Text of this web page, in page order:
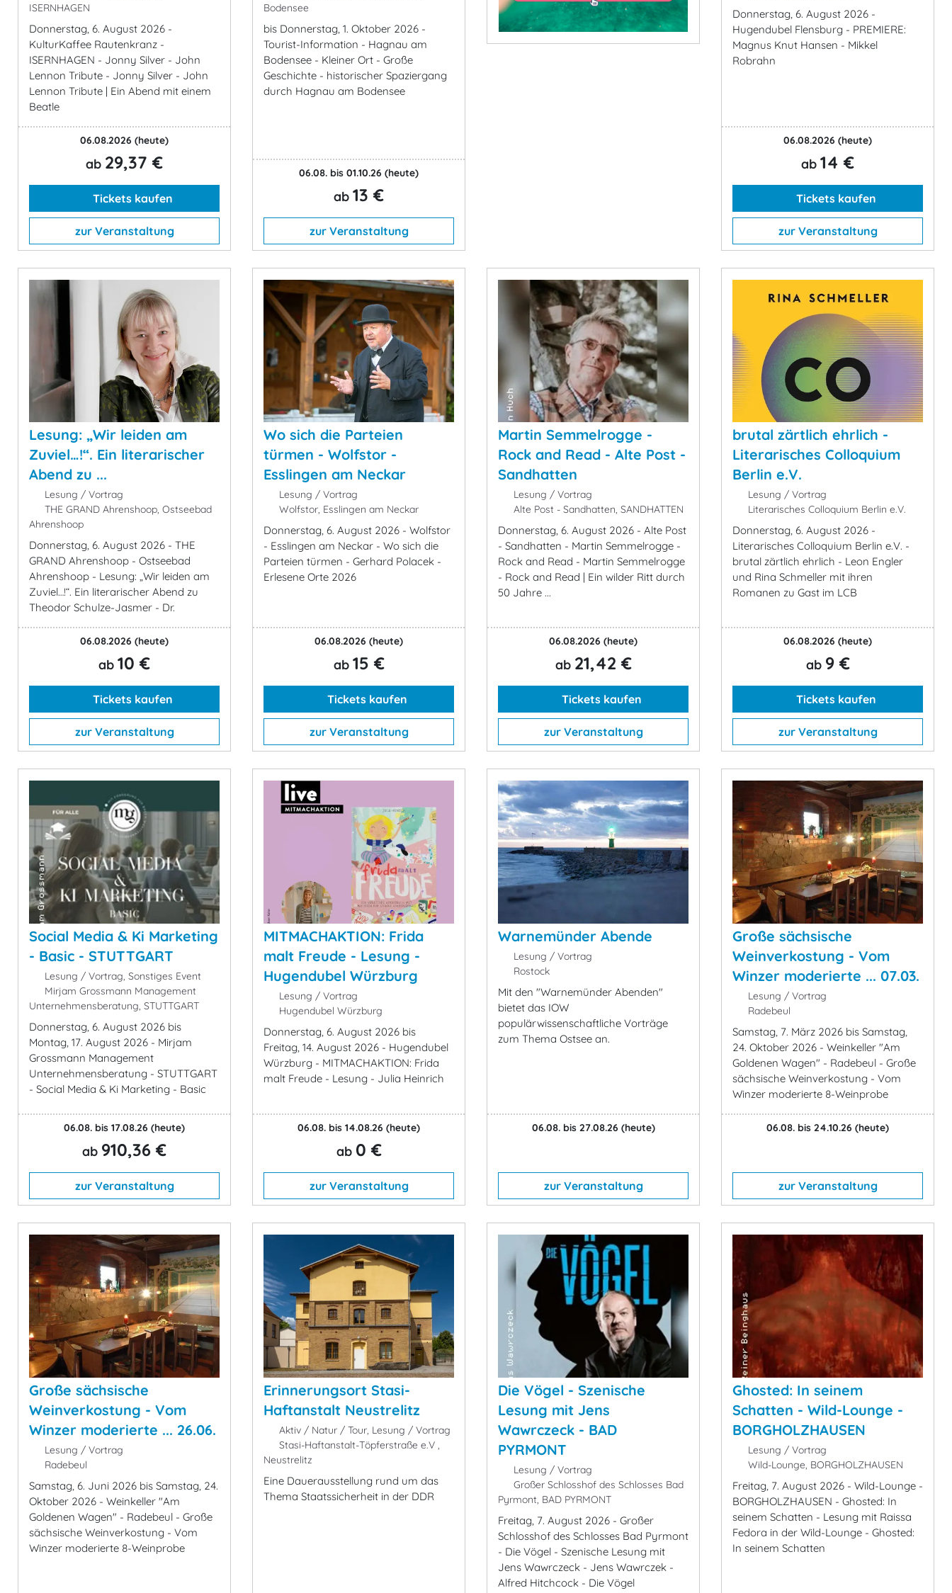
ISERNHAGEN
Donnerstag, 6. August 2026 -
KulturKaffee Rautenkranz -
ISERNHAGEN - Jonny Silver - John
Lennon Tribute - Jonny Silver - John
Lennon Tribute | Ein Abend mit einem
Beatle
06.08.2026 (heute)
ab 29,37 €
Tickets kaufen
zur Veranstaltung
Bodensee
bis Donnerstag, 1. Oktober 2026 -
Tourist-Information - Hagnau am
Bodensee - Kleiner Ort - Große
Geschichte - historischer Spaziergang
durch Hagnau am Bodensee
06.08. bis 01.10.26 (heute)
ab 13 €
zur Veranstaltung
Donnerstag, 6. August 2026 -
Hugendubel Flensburg - PREMIERE:
Magnus Knut Hansen - Mikkel
Robrahn
06.08.2026 (heute)
ab 14 €
Tickets kaufen
zur Veranstaltung
Lesung: „Wir leiden am
Zuviel…!“. Ein literarischer
Abend zu ...
Lesung / Vortrag
THE GRAND Ahrenshoop, Ostseebad
Ahrenshoop
Donnerstag, 6. August 2026 - THE
GRAND Ahrenshoop - Ostseebad
Ahrenshoop - Lesung: „Wir leiden am
Zuviel…!“. Ein literarischer Abend zu
Theodor Schulze-Jasmer - Dr.
06.08.2026 (heute)
ab 10 €
Tickets kaufen
zur Veranstaltung
Wo sich die Parteien
türmen - Wolfstor -
Esslingen am Neckar
Lesung / Vortrag
Wolfstor, Esslingen am Neckar
Donnerstag, 6. August 2026 - Wolfstor
- Esslingen am Neckar - Wo sich die
Parteien türmen - Gerhard Polacek -
Erlesene Orte 2026
06.08.2026 (heute)
ab 15 €
Tickets kaufen
zur Veranstaltung
Martin Semmelrogge -
Rock and Read - Alte Post -
Sandhatten
Lesung / Vortrag
Alte Post - Sandhatten, SANDHATTEN
Donnerstag, 6. August 2026 - Alte Post
- Sandhatten - Martin Semmelrogge -
Rock and Read - Martin Semmelrogge
- Rock and Read | Ein wilder Ritt durch
50 Jahre ...
06.08.2026 (heute)
ab 21,42 €
Tickets kaufen
zur Veranstaltung
brutal zärtlich ehrlich -
Literarisches Colloquium
Berlin e.V.
Lesung / Vortrag
Literarisches Colloquium Berlin e.V.
Donnerstag, 6. August 2026 -
Literarisches Colloquium Berlin e.V. -
brutal zärtlich ehrlich - Leon Engler
und Rina Schmeller mit ihren
Romanen zu Gast im LCB
06.08.2026 (heute)
ab 9 €
Tickets kaufen
zur Veranstaltung
Social Media & Ki Marketing
- Basic - STUTTGART
Lesung / Vortrag, Sonstiges Event
Mirjam Grossmann Management
Unternehmensberatung, STUTTGART
Donnerstag, 6. August 2026 bis
Montag, 17. August 2026 - Mirjam
Grossmann Management
Unternehmensberatung - STUTTGART
- Social Media & Ki Marketing - Basic
06.08. bis 17.08.26 (heute)
ab 910,36 €
zur Veranstaltung
MITMACHAKTION: Frida
malt Freude - Lesung -
Hugendubel Würzburg
Lesung / Vortrag
Hugendubel Würzburg
Donnerstag, 6. August 2026 bis
Freitag, 14. August 2026 - Hugendubel
Würzburg - MITMACHAKTION: Frida
malt Freude - Lesung - Julia Heinrich
06.08. bis 14.08.26 (heute)
ab 0 €
zur Veranstaltung
Warnemünder Abende
Lesung / Vortrag
Rostock
Mit den "Warnemünder Abenden"
bietet das IOW
populärwissenschaftliche Vorträge
zum Thema Ostsee an.
06.08. bis 27.08.26 (heute)
zur Veranstaltung
Große sächsische
Weinverkostung - Vom
Winzer moderierte ... 07.03.
Lesung / Vortrag
Radebeul
Samstag, 7. März 2026 bis Samstag,
24. Oktober 2026 - Weinkeller "Am
Goldenen Wagen" - Radebeul - Große
sächsische Weinverkostung - Vom
Winzer moderierte 8-Weinprobe
06.08. bis 24.10.26 (heute)
zur Veranstaltung
Große sächsische
Weinverkostung - Vom
Winzer moderierte ... 26.06.
Lesung / Vortrag
Radebeul
Samstag, 6. Juni 2026 bis Samstag, 24.
Oktober 2026 - Weinkeller "Am
Goldenen Wagen" - Radebeul - Große
sächsische Weinverkostung - Vom
Winzer moderierte 8-Weinprobe
Erinnerungsort Stasi-
Haftanstalt Neustrelitz
Aktiv / Natur / Tour, Lesung / Vortrag
Stasi-Haftanstalt-Töpferstraße e.V ,
Neustrelitz
Eine Dauerausstellung rund um das
Thema Staatssicherheit in der DDR
Die Vögel - Szenische
Lesung mit Jens
Wawrczeck - BAD
PYRMONT
Lesung / Vortrag
Großer Schlosshof des Schlosses Bad
Pyrmont, BAD PYRMONT
Freitag, 7. August 2026 - Großer
Schlosshof des Schlosses Bad Pyrmont
- Die Vögel - Szenische Lesung mit
Jens Wawrczeck - Jens Wawrczek -
Alfred Hitchcock - Die Vögel
Ghosted: In seinem
Schatten - Wild-Lounge -
BORGHOLZHAUSEN
Lesung / Vortrag
Wild-Lounge, BORGHOLZHAUSEN
Freitag, 7. August 2026 - Wild-Lounge -
BORGHOLZHAUSEN - Ghosted: In
seinem Schatten - Lesung mit Raissa
Fedora in der Wild-Lounge - Ghosted:
In seinem Schatten